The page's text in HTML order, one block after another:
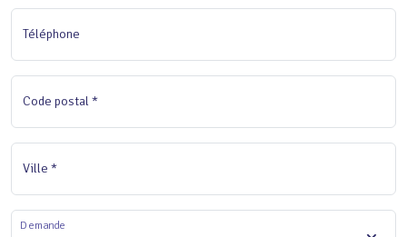
Téléphone
Code postal *
Ville *
Demande